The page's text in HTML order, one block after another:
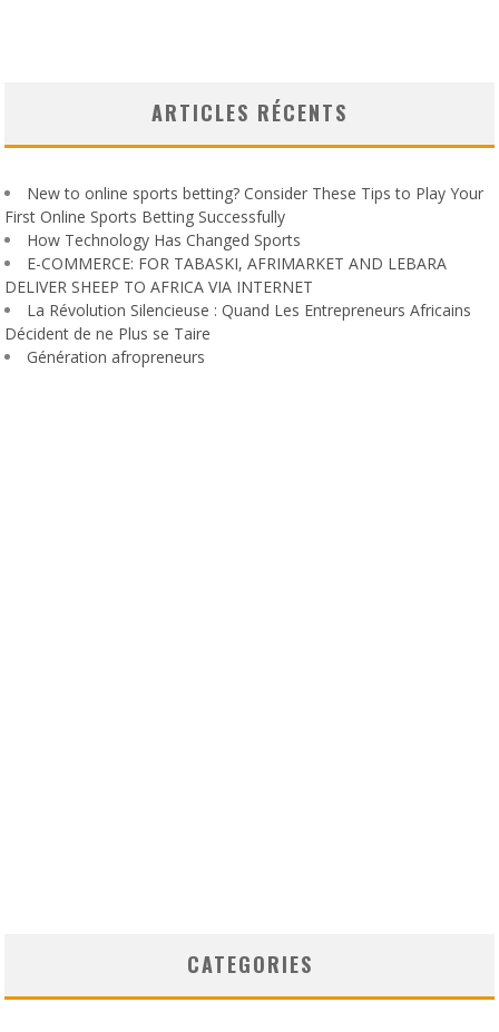
ARTICLES RÉCENTS
New to online sports betting? Consider These Tips to Play Your
First Online Sports Betting Successfully
How Technology Has Changed Sports
E-COMMERCE: FOR TABASKI, AFRIMARKET AND LEBARA
DELIVER SHEEP TO AFRICA VIA INTERNET
La Révolution Silencieuse : Quand Les Entrepreneurs Africains
Décident de ne Plus se Taire
Génération afropreneurs
CATEGORIES